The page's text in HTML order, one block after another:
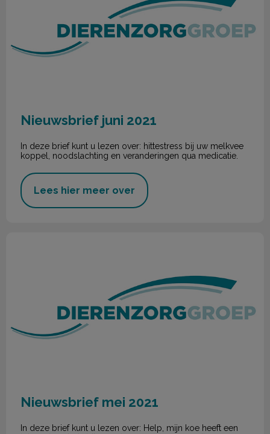
Nieuwsbrief juni 2021
In deze brief kunt u lezen over: hittestress bij uw melkvee
koppel, noodslachting en veranderingen qua medicatie.
Lees hier meer over
Nieuwsbrief mei 2021
In deze brief kunt u lezen over: Help, mijn koe heeft een